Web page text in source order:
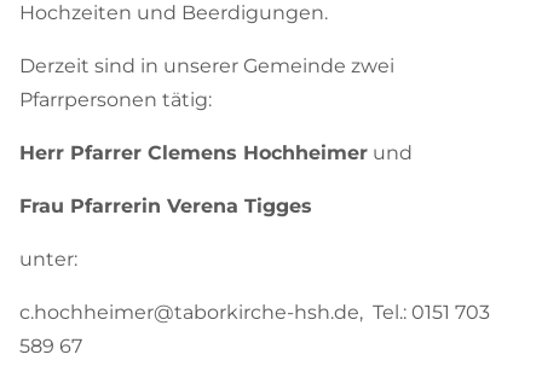
Hochzeiten und Beerdigungen.
Derzeit sind in unserer Gemeinde zwei
Pfarrpersonen tätig:
Herr Pfarrer Clemens Hochheimer und
Frau Pfarrerin Verena Tigges
unter:
c.hochheimer@taborkirche-hsh.de, Tel.: 0151 703
589 67